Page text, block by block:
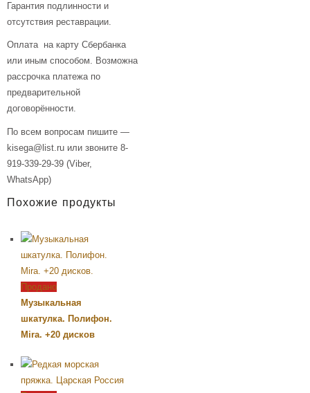
Гарантия подлинности и
отсутствия реставрации.
Оплата на карту Сбербанка
или иным способом. Возможна
рассрочка платежа по
предварительной
договорённости.
По всем вопросам пишите —
kisega@list.ru или звоните 8-
919-339-29-39 (Viber,
WhatsApp)
Похожие продукты
Продано
Музыкальная
шкатулка. Полифон.
Mira. +20 дисков